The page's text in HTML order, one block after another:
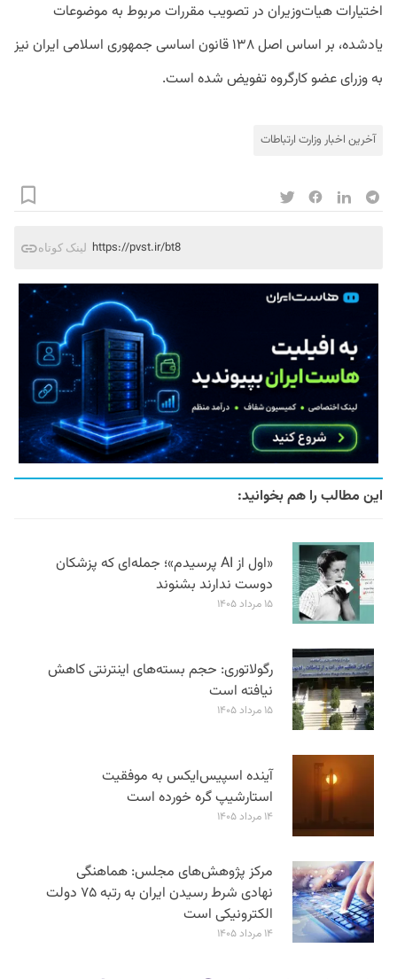
اختیارات هیات‌وزیران در تصویب مقررات مربوط به موضوعات
یادشده، بر اساس اصل ۱۳۸ قانون اساسی جمهوری اسلامی ایران نیز
به وزرای عضو کارگروه تفویض شده است.
آخرین اخبار وزارت ارتباطات
لینک کوتاه https://pvst.ir/bt8
این مطالب را هم بخوانید:
«اول از AI پرسیدم»؛ جمله‌ای که پزشکان
دوست ندارند بشنوند
۱۵ مرداد ۱۴۰۵
رگولاتوری: حجم بسته‌های اینترنتی کاهش
نیافته است
۱۵ مرداد ۱۴۰۵
آینده اسپیس‌ایکس به موفقیت
استارشیپ گره خورده است
۱۴ مرداد ۱۴۰۵
مرکز پژوهش‌های مجلس: هماهنگی
نهادی شرط رسیدن ایران به رتبه ۷۵ دولت
الکترونیکی است
۱۴ مرداد ۱۴۰۵